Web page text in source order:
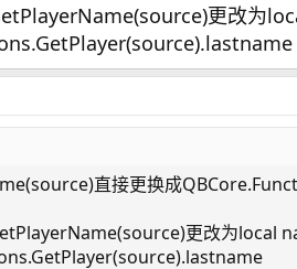
更改为
直接更换成
更改为local